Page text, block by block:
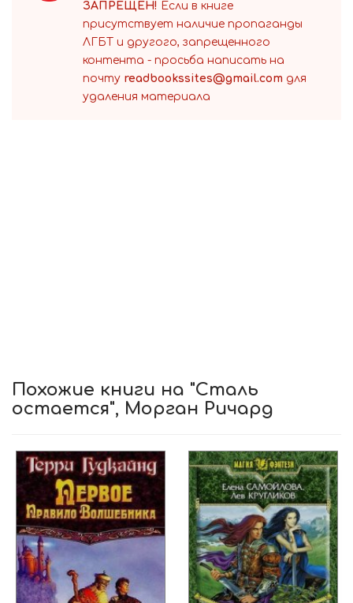
ЗАПРЕЩЕН! Если в книге
присутствует наличие пропаганды
ЛГБТ и другого, запрещенного
контента - просьба написать на
почту readbookssites@gmail.com для
удаления материала
Похожие книги на "Сталь
остается", Морган Ричард